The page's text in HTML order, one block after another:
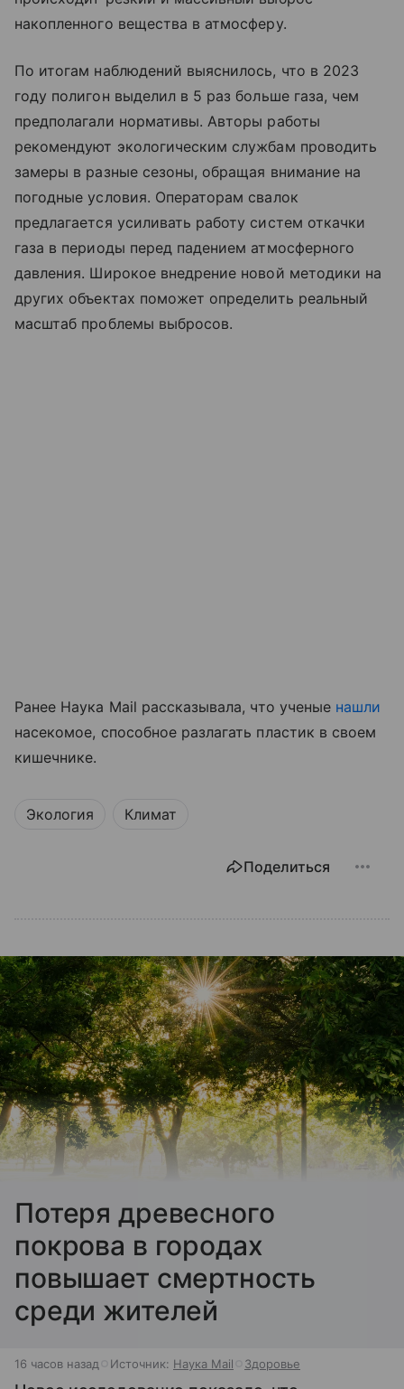
накопленного вещества в атмосферу.
По итогам наблюдений выяснилось, что в 2023
году полигон выделил в 5 раз больше газа, чем
предполагали нормативы. Авторы работы
рекомендуют экологическим службам проводить
замеры в разные сезоны, обращая внимание на
погодные условия. Операторам свалок
предлагается усиливать работу систем откачки
газа в периоды перед падением атмосферного
давления. Широкое внедрение новой методики на
других объектах поможет определить реальный
масштаб проблемы выбросов.
Ранее Наука Mail рассказывала, что ученые нашли
насекомое, способное разлагать пластик в своем
кишечнике.
Экология Климат
Поделиться
Потеря древесного
покрова в городах
повышает смертность
среди жителей
16 часов назад Источник: Наука Mail Здоровье